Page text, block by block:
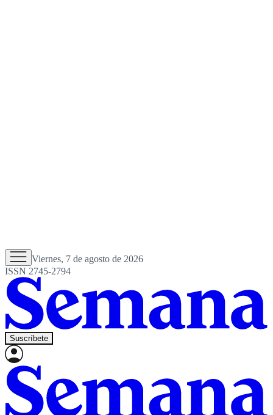
Viernes, 7 de agosto de 2026
ISSN 2745-2794
Suscríbete